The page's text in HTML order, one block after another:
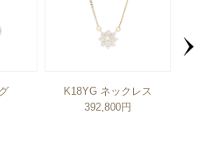
K18YG ネックレス
392,800円